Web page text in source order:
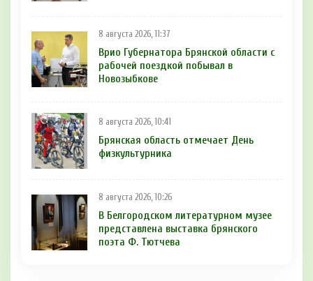
8 августа 2026, 11:37
Врио Губернатора Брянской области с
рабочей поездкой побывал в
Новозыбкове
8 августа 2026, 10:41
Брянская область отмечает День
физкультурника
8 августа 2026, 10:26
В Белгородском литературном музее
представлена выставка брянского
поэта Ф. Тютчева